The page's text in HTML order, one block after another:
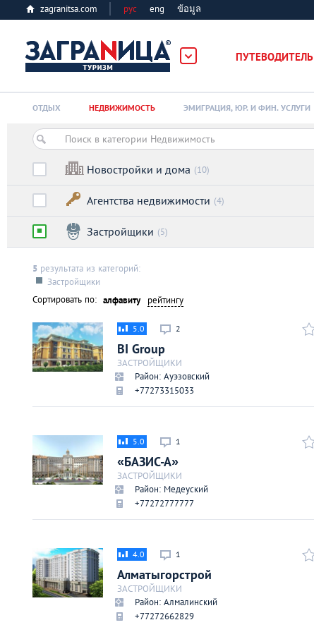
zagranitsa.com рус eng ข้อมูล
ПУТЕВОДИТЕЛЬ
Алматы
Астана
Киев
Лондон
Москва
Париж
Паттайя
Пхукет
Санкт-Петербург
ОТДЫХ НЕДВИЖИМОСТЬ ЭМИГРАЦИЯ, ЮР. И ФИН. УСЛУГИ
Новостройки и дома (10)
Агентства недвижимости (4)
Застройщики (5)
5 результата из категорий:
Застройщики
Сортировать по: алфавиту рейтингу
2
5.0
BI Group
ЗАСТРОЙЩИКИ
Район: Ауэзовский
+77273315033
1
5.0
«БАЗИС-А»
ЗАСТРОЙЩИКИ
Район: Медеуский
+77272777777
1
4.0
Алматыгорстрой
ЗАСТРОЙЩИКИ
Район: Алмалинский
+77272662829